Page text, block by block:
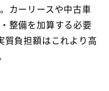
カーリースや中古車
整備を加算する必要
質負担額はこれより高